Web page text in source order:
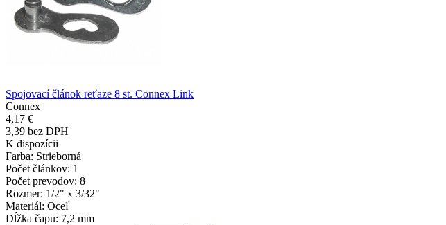
Spojovací článok reťaze 8 st. Connex Link
Connex
4,17 €
3,39 bez DPH
K dispozícii
Farba: Strieborná
Počet článkov: 1
Počet prevodov: 8
Rozmer: 1/2" x 3/32"
Materiál: Oceľ
Dĺžka čapu: 7,2 mm